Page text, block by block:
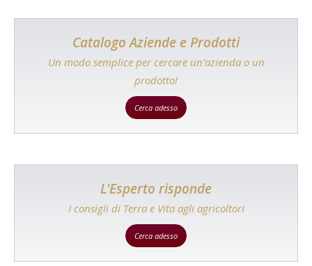
Catalogo Aziende e Prodotti
Un modo semplice per cercare un'azienda o un
prodotto!
Cerca adesso
L'Esperto risponde
I consigli di Terra e Vita agli agricoltori
Cerca adesso